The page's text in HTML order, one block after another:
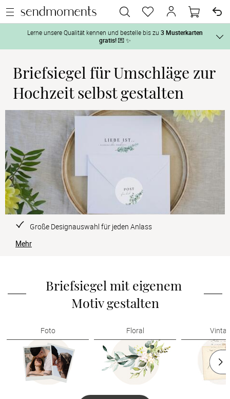
Vor der
Tag der
Lerne unsere Qualität kennen und bestelle bis zu 3 Musterkarten
gratis!💌 ✨
Und so geht‘s:
1. Wähle bis zu 3 Kartendesigns
aus und gestalte sie nach Deinen
2. Aktiviere „kostenlose Musterkarte“
Produktseite und lasse Dir die Karten kostenlos per Post zusenden.
Briefsiegel für Umschläge zur
Hochzeit selbst gestalten
Große Designauswahl für jeden Anlass
Mehr
Briefsiegel mit eigenem
Motiv gestalten
Foto Floral